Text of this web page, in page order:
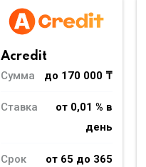
Acredit
Сумма
до 170 000 ₸
Ставка
от 0,01 % в
день
Срок
от 65 до 365